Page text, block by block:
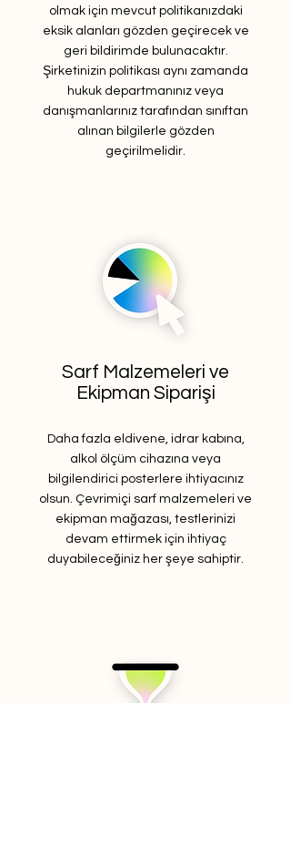
olmak için mevcut politikanızdaki
eksik alanları gözden geçirecek ve
geri bildirimde bulunacaktır.
Şirketinizin politikası aynı zamanda
hukuk departmanınız veya
danışmanlarınız tarafından sınıftan
alınan bilgilerle gözden
geçirilmelidir.
Sarf Malzemeleri ve
Ekipman Siparişi
Daha fazla eldivene, idrar kabına,
alkol ölçüm cihazına veya
bilgilendirici posterlere ihtiyacınız
olsun. Çevrimiçi sarf malzemeleri ve
ekipman mağazası, testlerinizi
devam ettirmek için ihtiyaç
duyabileceğiniz her şeye sahiptir.